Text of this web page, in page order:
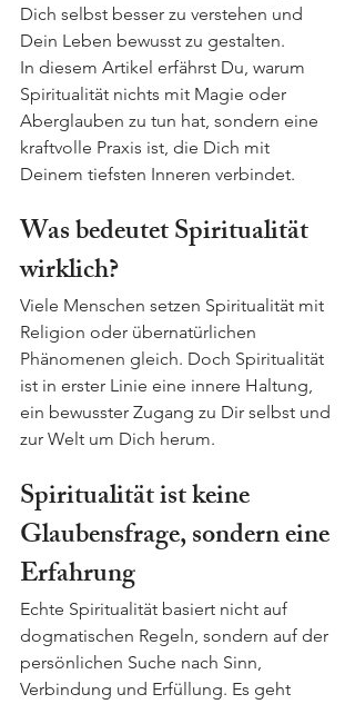
Dich selbst besser zu verstehen und
Dein Leben bewusst zu gestalten.
In diesem Artikel erfährst Du, warum
Spiritualität nichts mit Magie oder
Aberglauben zu tun hat, sondern eine
kraftvolle Praxis ist, die Dich mit
Deinem tiefsten Inneren verbindet.
Was bedeutet Spiritualität
wirklich?
Viele Menschen setzen Spiritualität mit
Religion oder übernatürlichen
Phänomenen gleich. Doch Spiritualität
ist in erster Linie eine innere Haltung,
ein bewusster Zugang zu Dir selbst und
zur Welt um Dich herum.
Spiritualität ist keine
Glaubensfrage, sondern eine
Erfahrung
Echte Spiritualität basiert nicht auf
dogmatischen Regeln, sondern auf der
persönlichen Suche nach Sinn,
Verbindung und Erfüllung. Es geht